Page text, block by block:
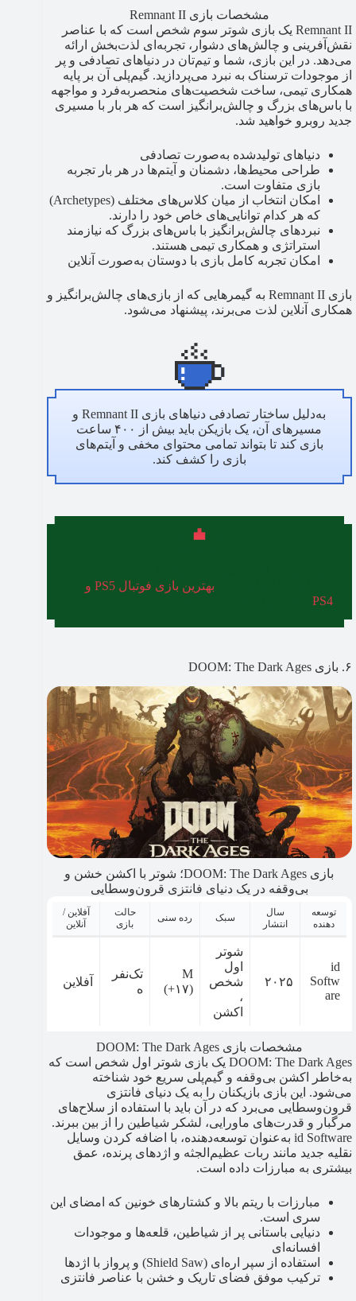
مشخصات بازی Remnant II
Remnant II یک بازی شوتر سوم شخص است که با عناصر
نقش‌آفرینی و چالش‌های دشوار، تجربه‌ای لذت‌بخش ارائه
می‌دهد. در این بازی، شما و تیم‌تان در دنیاهای تصادفی و پر
از موجودات ترسناک به نبرد می‌پردازید. گیم‌پلی آن بر پایه
همکاری تیمی، ساخت شخصیت‌های منحصربه‌فرد و مواجهه
با باس‌های بزرگ و چالش‌برانگیز است که هر بار با مسیری
جدید روبرو خواهید شد.
دنیاهای تولیدشده به‌صورت تصادفی
طراحی محیط‌ها، دشمنان و آیتم‌ها در هر بار تجربه
بازی متفاوت است.
امکان انتخاب از میان کلاس‌های مختلف (Archetypes)
که هر کدام توانایی‌های خاص خود را دارند.
نبردهای چالش‌برانگیز با باس‌های بزرگ که نیازمند
استراتژی و همکاری تیمی هستند.
امکان تجربه کامل بازی با دوستان به‌صورت آنلاین
بازی Remnant II به گیمرهایی که از بازی‌های چالش‌برانگیز و
همکاری آنلاین لذت می‌برند، پیشنهاد می‌شود.
به‌دلیل ساختار تصادفی دنیاهای بازی Remnant II و
مسیرهای آن، یک بازیکن باید بیش از ۴۰۰ ساعت
بازی کند تا بتواند تمامی محتوای مخفی و آیتم‌های
بازی را کشف کند.
بهترین بازی فوتبال PS5 و
PS4
۶. بازی DOOM: The Dark Ages
بازی DOOM: The Dark Ages؛ شوتر با اکشن خشن و
بی‌وقفه در یک دنیای فانتزی قرون‌وسطایی
توسعه
دهنده
سال
انتشار
سبک رده سنی
حالت
بازی
آفلاین /
آنلاین
id
Softw
are
۲۰۲۵
شوتر
اول
شخص
،
اکشن
M
(+۱۷)
تک‌نفر
ه
آفلاین
مشخصات بازی DOOM: The Dark Ages
DOOM: The Dark Ages یک بازی شوتر اول شخص است که
به‌خاطر اکشن بی‌وقفه و گیم‌پلی سریع خود شناخته
می‌شود. این بازی بازیکنان را به یک دنیای فانتزی
قرون‌وسطایی می‌برد که در آن باید با استفاده از سلاح‌های
مرگبار و قدرت‌های ماورایی، لشکر شیاطین را از بین ببرند.
id Software به‌عنوان توسعه‌دهنده، با اضافه کردن وسایل
نقلیه جدید مانند ربات عظیم‌الجثه و اژدهای پرنده، عمق
بیشتری به مبارزات داده است.
مبارزات با ریتم بالا و کشتارهای خونین که امضای این
سری است.
دنیایی باستانی پر از شیاطین، قلعه‌ها و موجودات
افسانه‌ای
استفاده از سپر اره‌ای (Shield Saw) و پرواز با اژدها
ترکیب موفق فضای تاریک و خشن با عناصر فانتزی